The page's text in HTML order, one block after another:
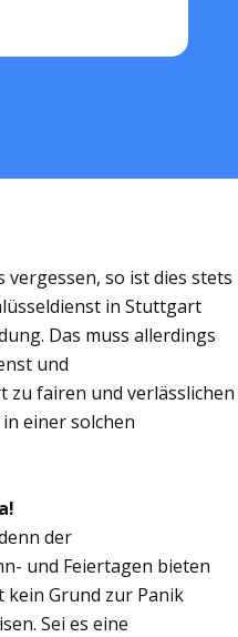
vergessen, so ist dies stets
in Stuttgart
Das muss allerdings
und
zu fairen und verlässlichen
einer solchen
der
und Feiertagen bieten
Grund zur Panik
Sei es eine